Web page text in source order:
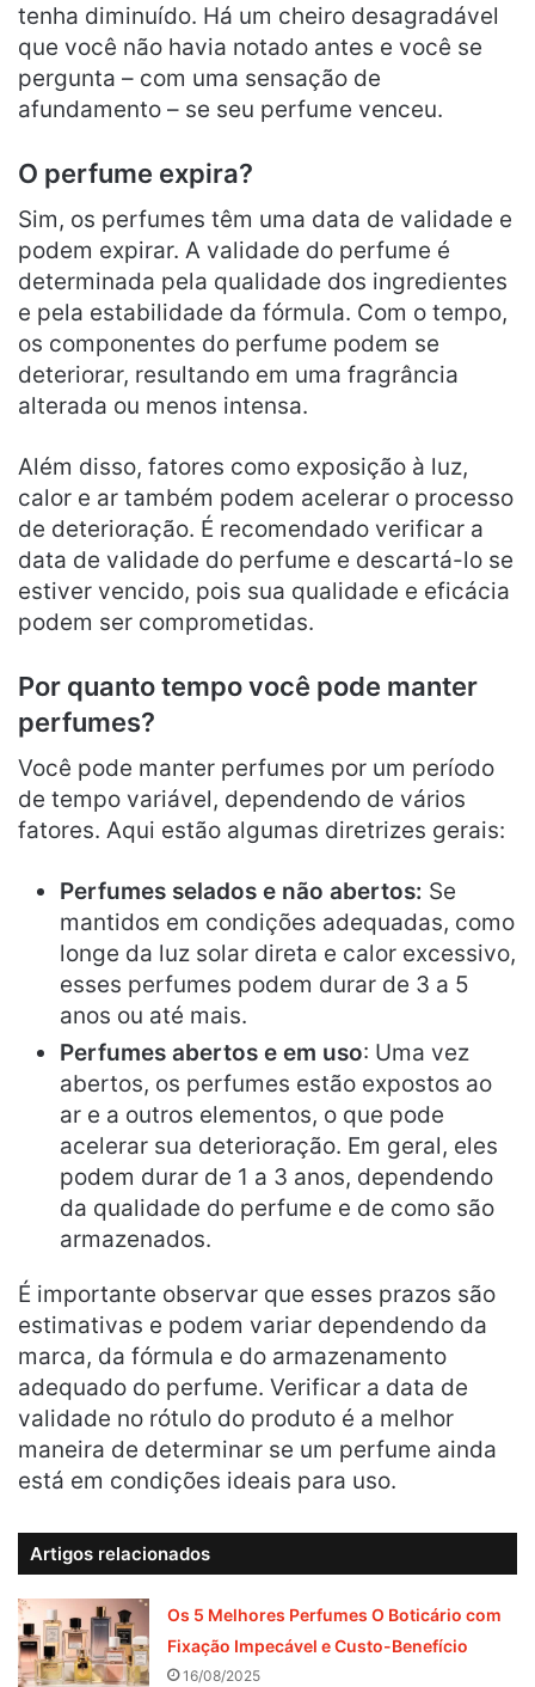
tenha diminuído. Há um cheiro desagradável
que você não havia notado antes e você se
pergunta – com uma sensação de
afundamento – se seu perfume venceu.
O perfume expira?
Sim, os perfumes têm uma data de validade e
podem expirar. A validade do perfume é
determinada pela qualidade dos ingredientes
e pela estabilidade da fórmula. Com o tempo,
os componentes do perfume podem se
deteriorar, resultando em uma fragrância
alterada ou menos intensa.
Além disso, fatores como exposição à luz,
calor e ar também podem acelerar o processo
de deterioração. É recomendado verificar a
data de validade do perfume e descartá-lo se
estiver vencido, pois sua qualidade e eficácia
podem ser comprometidas.
Por quanto tempo você pode manter
perfumes?
Você pode manter perfumes por um período
de tempo variável, dependendo de vários
fatores. Aqui estão algumas diretrizes gerais:
Perfumes selados e não abertos: Se
mantidos em condições adequadas, como
longe da luz solar direta e calor excessivo,
esses perfumes podem durar de 3 a 5
anos ou até mais.
Perfumes abertos e em uso: Uma vez
abertos, os perfumes estão expostos ao
ar e a outros elementos, o que pode
acelerar sua deterioração. Em geral, eles
podem durar de 1 a 3 anos, dependendo
da qualidade do perfume e de como são
armazenados.
É importante observar que esses prazos são
estimativas e podem variar dependendo da
marca, da fórmula e do armazenamento
adequado do perfume. Verificar a data de
validade no rótulo do produto é a melhor
maneira de determinar se um perfume ainda
está em condições ideais para uso.
Artigos relacionados
Os 5 Melhores Perfumes O Boticário com
Fixação Impecável e Custo-Benefício
16/08/2025